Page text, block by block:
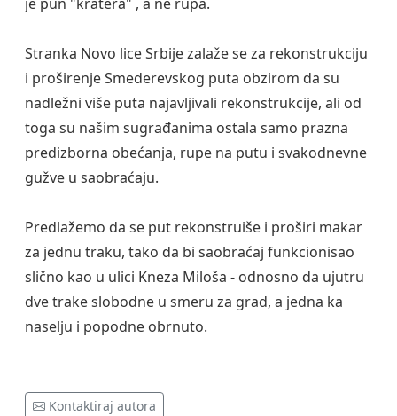
Stranka Novo lice Srbije zalaže se za rekonstrukciju
i proširenje Smederevskog puta obzirom da su
nadležni više puta najavljivali rekonstrukcije, ali od
toga su našim sugrađanima ostala samo prazna
predizborna obećanja, rupe na putu i svakodnevne
gužve u saobraćaju.
Predlažemo da se put rekonstruiše i proširi makar
za jednu traku, tako da bi saobraćaj funkcionisao
slično kao u ulici Kneza Miloša - odnosno da ujutru
dve trake slobodne u smeru za grad, a jedna ka
naselju i popodne obrnuto.
Kontaktiraj autora